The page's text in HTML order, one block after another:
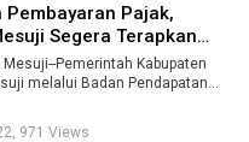
Pembayaran Pajak,
Segera Terapkan
Mesuji--Pemerintah Kabupaten
melalui Badan Pendapatan
971 Views